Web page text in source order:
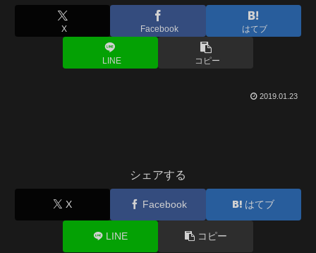
X Facebook はてブ
LINE コピー
2019.01.23
シェアする
X Facebook はてブ
LINE コピー